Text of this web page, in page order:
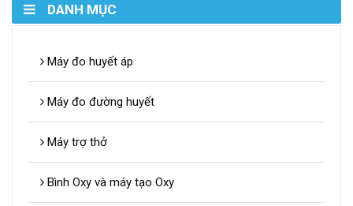
DANH MỤC
Máy đo huyết áp
Máy đo đường huyết
Máy trợ thở
Bình Oxy và máy tạo Oxy